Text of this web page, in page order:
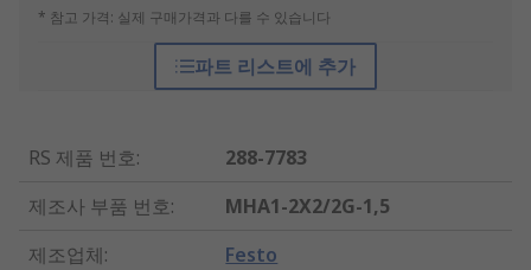
* 참고 가격: 실제 구매가격과 다를 수 있습니다
파트 리스트에 추가
RS 제품 번호:
288-7783
제조사 부품 번호:
MHA1-2X2/2G-1,5
제조업체: Festo